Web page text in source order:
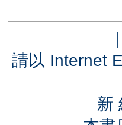
｜
請以 Internet
新